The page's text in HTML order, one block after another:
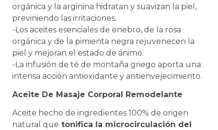
orgánica y la arginina hidratan y suavizan la piel,
previniendo las irritaciones.
-Los aceites esenciales de enebro, de la rosa
orgánica y de la pimienta negra rejuvenecen la
piel y mejoran el estado de ánimo.
-La infusión de té de montaña griego aporta una
intensa acción antioxidante y antienvejecimiento.
Aceite De Masaje Corporal Remodelante
Aceite hecho de ingredientes 100% de origen
natural que tonifica la microcirculación del